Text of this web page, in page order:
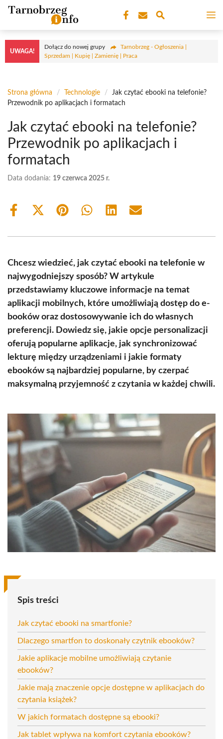
Przejdź
treści
UWAGA!
Dołącz do nowej grupy
Tarnobrzeg - Ogłoszenia |
Sprzedam | Kupię | Zamienię | Praca
Strona główna / Technologie /
Jak czytać ebooki na telefonie?
Przewodnik po aplikacjach i formatach
Jak czytać ebooki na telefonie?
Przewodnik po aplikacjach i
formatach
Data dodania: 19 czerwca 2025 r.
Share
Share
(Twitter)
Share Share Share Share
Chcesz wiedzieć, jak czytać ebooki na telefonie w
najwygodniejszy sposób? W artykule
przedstawiamy kluczowe informacje na temat
aplikacji mobilnych, które umożliwiają dostęp do e-
booków oraz dostosowywanie ich do własnych
preferencji. Dowiedz się, jakie opcje personalizacji
oferują popularne aplikacje, jak synchronizować
lekturę między urządzeniami i jakie formaty
ebooków są najbardziej popularne, by czerpać
maksymalną przyjemność z czytania w każdej chwili.
Spis treści
Jak czytać ebooki na smartfonie?
Dlaczego smartfon to doskonały czytnik ebooków?
Jakie aplikacje mobilne umożliwiają czytanie
ebooków?
Jakie mają znaczenie opcje dostępne w aplikacjach do
czytania książek?
W jakich formatach dostępne są ebooki?
Jak tablet wpływa na komfort czytania ebooków?